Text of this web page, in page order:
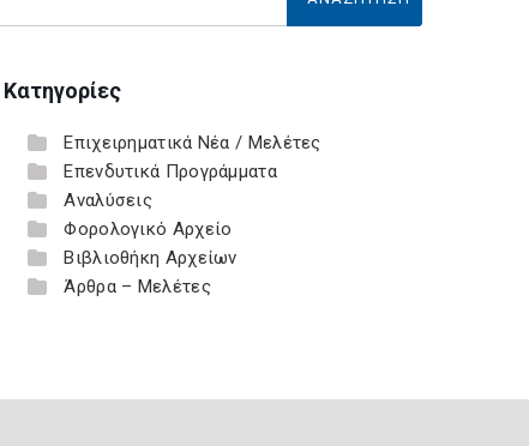
Κατηγορίες
Επιχειρηματικά Νέα / Μελέτες
Επενδυτικά Προγράμματα
Αναλύσεις
Φορολογικό Αρχείο
Βιβλιοθήκη Αρχείων
Άρθρα – Μελέτες